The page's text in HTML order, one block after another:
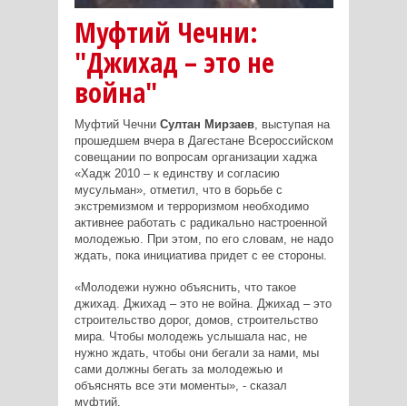
Муфтий Чечни:
"Джихад – это не
война"
Муфтий Чечни Султан Мирзаев, выступая на
прошедшем вчера в Дагестане Всероссийском
совещании по вопросам организации хаджа
«Хадж 2010 – к единству и согласию
мусульман», отметил, что в борьбе с
экстремизмом и терроризмом необходимо
активнее работать с радикально настроенной
молодежью. При этом, по его словам, не надо
ждать, пока инициатива придет с ее стороны.
«Молодежи нужно объяснить, что такое
джихад. Джихад – это не война. Джихад – это
строительство дорог, домов, строительство
мира. Чтобы молодежь услышала нас, не
нужно ждать, чтобы они бегали за нами, мы
сами должны бегать за молодежью и
объяснять все эти моменты», - сказал
муфтий.